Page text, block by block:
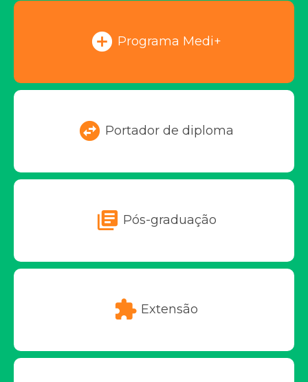
add_circle Programa Medi+
swap_horizontal_circle Portador de diploma
library_books Pós-graduação
extension Extensão